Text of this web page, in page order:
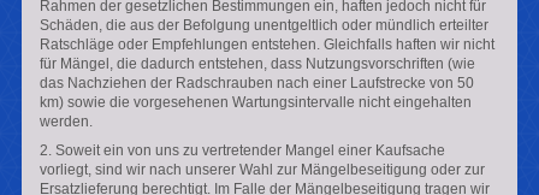
Rahmen der gesetzlichen Bestimmungen ein, haften jedoch nicht für
Schäden, die aus der Befolgung unentgeltlich oder mündlich erteilter
Ratschläge oder Empfehlungen entstehen. Gleichfalls haften wir nicht
für Mängel, die dadurch entstehen, dass Nutzungsvorschriften (wie
das Nachziehen der Radschrauben nach einer Laufstrecke von 50
km) sowie die vorgesehenen Wartungsintervalle nicht eingehalten
werden.
2. Soweit ein von uns zu vertretender Mangel einer Kaufsache
vorliegt, sind wir nach unserer Wahl zur Mängelbeseitigung oder zur
Ersatzlieferung berechtigt. Im Falle der Mängelbeseitigung tragen wir